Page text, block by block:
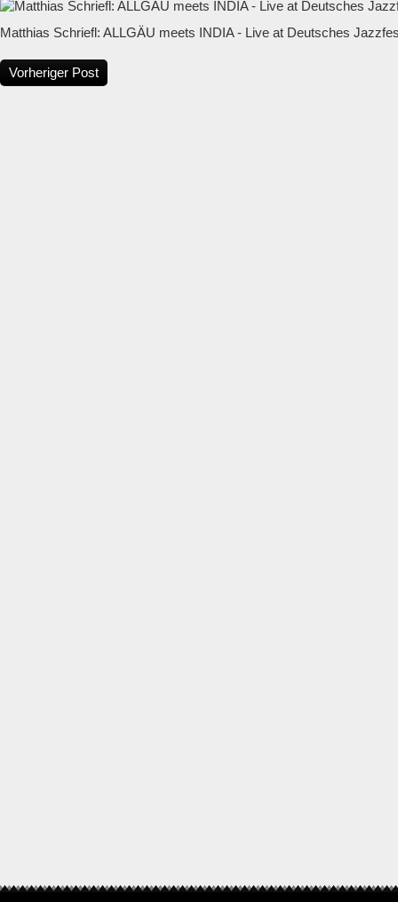
Matthias Schriefl: ALLGÄU meets INDIA - Live at Deutsches
Vorheriger Post